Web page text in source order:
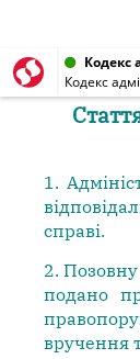
Кодекс
Кодекс